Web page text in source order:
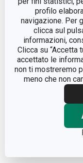
profilo
navigazione. Per
clicca sul
informazioni,
Clicca su “Accetta
accettato le
non ti mostreremo
meno che non
COLORE
LAVAGGIO IN
EAN
DURATA DELLA